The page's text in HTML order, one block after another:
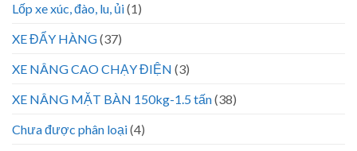
Lốp xe xúc, đào, lu, ủi(1)
XE ĐẨY HÀNG(37)
XE NÂNG CAO CHẠY ĐIỆN (3)
XE NÂNG MẶT BÀN 150kg-1.5 tấn(38)
Chưa được phân loại(4)